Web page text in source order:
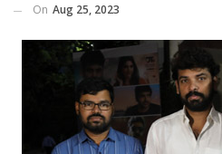
On Aug 25, 2023